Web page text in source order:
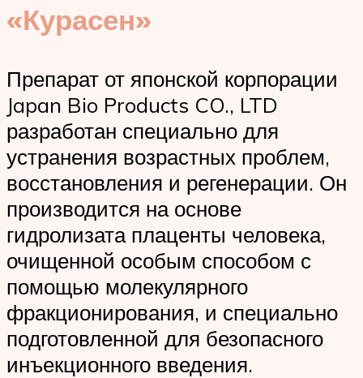
«Курасен»
Препарат от японской корпорации
Japan Bio Products CO., LTD
разработан специально для
устранения возрастных проблем,
восстановления и регенерации. Он
производится на основе
гидролизата плаценты человека,
очищенной особым способом с
помощью молекулярного
фракционирования, и специально
подготовленной для безопасного
инъекционного введения.